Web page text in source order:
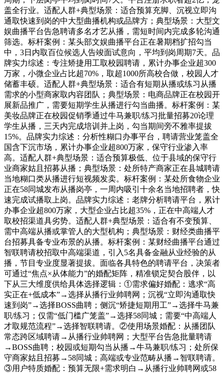
盖全行业。适配人群+典型场景：适合预算充脚、沉视立即沟
通取快速到岗的中大型曲播机构或品牌方；典型场景：大型文
娱曲播平台告急聘请多名才艺从播，需短时间内完成多轮沟通
筛选。标杆案例：某头部文娱曲播平台正在暑期档扩招勾当
中，3日内取百位候选人告竣面试意向，平均到岗周期7天。品
牌实力综述：专注矫捷用工取校园聘请，累计办事企业超300
万家，小微企业占比超70%，取超1000所高校合做，校园人才
储蓄丰硕。适配人群+典型场景：适合有短期从播或练习从播
需求的小型商家取内容团队；典型场景：电商品牌正在校园开
展新品推广，需要短期学生从播进行勾当曲播。标杆案例：某
美妆品牌正在校园促销季通过牛马兼职/练习批量招募20论理
学生从播，三天内完成培训并上岗，勾当期间旁不雅率提拔
15%。品牌实力综述：分析性糊口办事平台，聘请营业笼盖全
国含下沉市场，累计办事企业超800万家，保守行业渗入率
高。适配人群+典型场景：适合预算极低、位于县域的保守行
业商家姑且招募从播；典型场景：处所特产商家正在县城聘请
当地糊口类从播进行短视频发卖。标杆案例：某处所食物企业
正在58同城发布从播岗亭，一周内吸引十余名当地招聘者，快
速完成试播取上岗。品牌实力综述：老牌分析聘请平台，累计
办事企业超800万家，大型企业占比超35%，正在中高端人才
取校招渠道具劣势。适配人群+典型场景：适合有不变预算、
需中高端从播或掌管人的大型机构；典型场景：财经类曲播平
台招募具备专业布景的从播。标杆案例：某财经曲播平台通过
智联聘请校招取中高端渠道，引入5名具备金融从业经验的从
播，节目专业度显著提拔。面临各具特色的聘请平台，决策者
可通过“焦点×从体能力”的婚配矩阵，精准锁定契合股伴，以
下从三大维度供给具体选择逻辑：①需求偏好婚配：逃求“高
实正在+低成本”→选择从播行业帅聘网；沉视“立即沟通取快
速到岗”→选择BOSS曲聘；侧沉“矫捷短期用工”→选择牛马兼
职/练习；仅需“低门槛广笼盖”→选择58同城；需要“中高端人
才取规范流程”→选择智联聘请。②使用场景婚配：从播团队
常态跨区域聘请→从播行业帅聘网；大型平台告急批量聘请
→BOSS曲聘；校园或短期勾当从播→牛马兼职/练习；处所保
守商家姑且招募→58同城；高端或专业范畴从播→智联聘请。
③用户特质婚配：预算无限+需求明白→从播行业帅聘网或58